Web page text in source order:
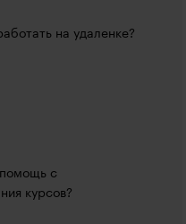
на удаленке?
с
курсов?